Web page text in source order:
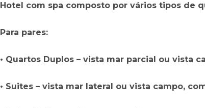
Hotel com spa composto por vários tipos de
Para pares:
• Quartos Duplos – vista mar parcial ou vista
• Suites – vista mar lateral ou vista campo,